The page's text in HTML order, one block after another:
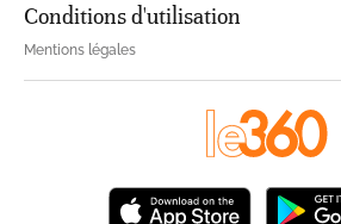
Conditions d'utilisation
Mentions légales